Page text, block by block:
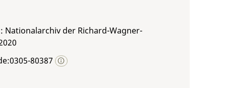
Nationalarchiv der Richard-Wagner-
80387